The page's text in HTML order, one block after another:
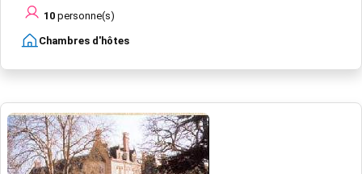
10 personne(s)
Chambres d'hôtes